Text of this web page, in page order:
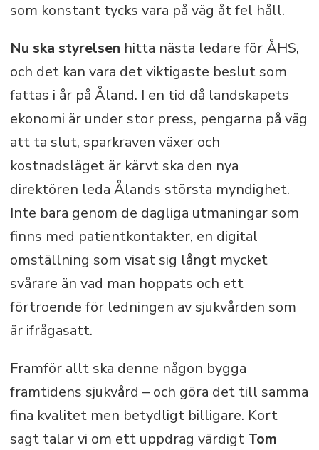
som konstant tycks vara på väg åt fel håll.
Nu ska styrelsen hitta nästa ledare för ÅHS,
och det kan vara det viktigaste beslut som
fattas i år på Åland. I en tid då landskapets
ekonomi är under stor press, pengarna på väg
att ta slut, sparkraven växer och
kostnadsläget är kärvt ska den nya
direktören leda Ålands största myndighet.
Inte bara genom de dagliga utmaningar som
finns med patientkontakter, en digital
omställning som visat sig långt mycket
svårare än vad man hoppats och ett
förtroende för ledningen av sjukvården som
är ifrågasatt.
Framför allt ska denne någon bygga
framtidens sjukvård – och göra det till samma
fina kvalitet men betydligt billigare. Kort
sagt talar vi om ett uppdrag värdigt Tom